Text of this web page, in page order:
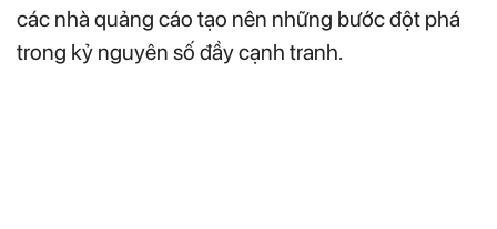
các nhà quảng cáo tạo nên những bước đột phá
trong kỷ nguyên số đầy cạnh tranh.